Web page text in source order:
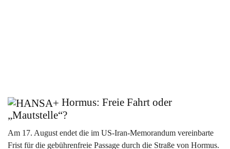
Hormus: Freie Fahrt oder
„Mautstelle“?
Am 17. August endet die im US-Iran-Memorandum vereinbarte
Frist für die gebührenfreie Passage durch die Straße von Hormus.